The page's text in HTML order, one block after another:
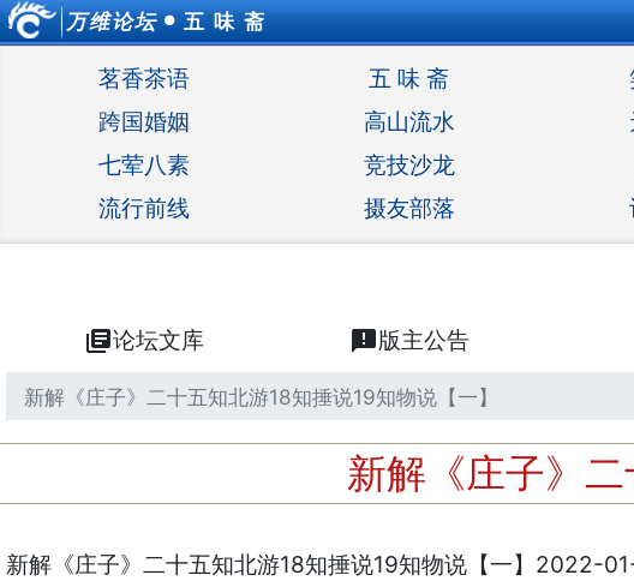
万维论坛 ● 五 味 斋
茗香茶语 五 味 斋
跨国婚姻
高山流水
七荤八素
竞技沙龙
流行前线
摄友部落
library_books论坛文库 announcement版主公告
新解《庄子》二十五知北游18知捶说19知物说【一】
新解《庄子》
新解《庄子》二十五知北游18知捶说19知物说【一】2022-